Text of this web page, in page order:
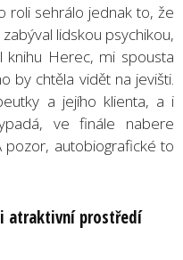
roli sehrálo jednak to, že
lidskou psychikou,
Herec, mi spousta
by chtěla vidět na jevišti.
a jejího klienta, a i
ve finále nabere
pozor, autobiografické to
i atraktivní prostředí